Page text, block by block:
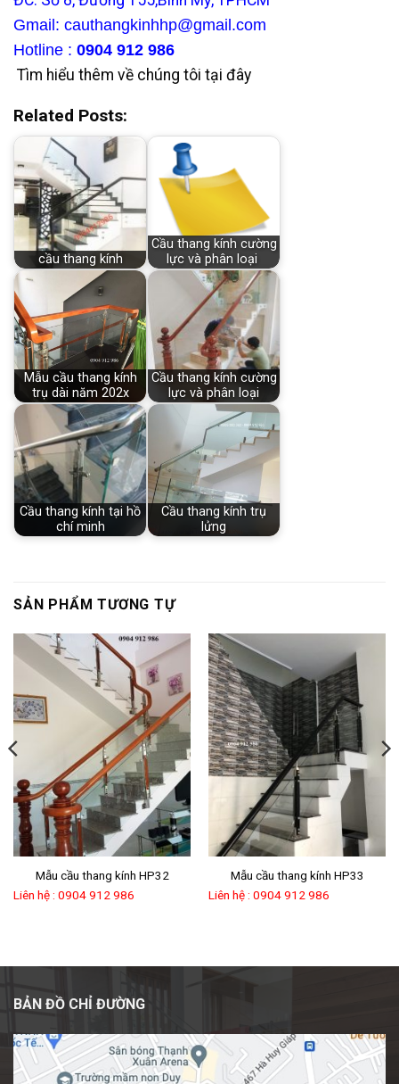
Gmail: cauthangkinhhp@gmail.com
Hotline : 0904 912 986
Tìm hiểu thêm về chúng tôi tại đây
Related Posts:
cầu thang kính
Cầu thang kính cường
lực và phân loại
Mẫu cầu thang kính
trụ dài năm 202x
Cầu thang kính cường
lực và phân loại
Cầu thang kính tại hồ
chí minh
Cầu thang kính trụ
lửng
SẢN PHẨM TƯƠNG TỰ
Mẫu cầu thang kính HP32
Liên hệ : 0904 912 986
Mẫu cầu thang kính HP33
Liên hệ : 0904 912 986
BẢN ĐỒ CHỈ ĐƯỜNG